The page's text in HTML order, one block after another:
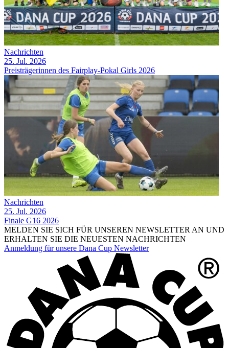
Nachrichten
25. Jul. 2026
Preisträgerinnen des Fairplay-Pokal Girls 2026
Nachrichten
25. Jul. 2026
Finale G16 2026
MELDEN SIE SICH FÜR UNSEREN NEWSLETTER AN UND
ERHALTEN SIE DIE NEUESTEN NACHRICHTEN
Anmeldung für unsere Dana Cup Newsletter